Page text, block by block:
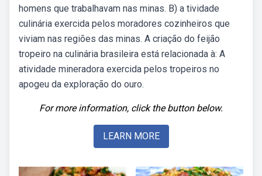
homens que trabalhavam nas minas. B) a tividade
culinária exercida pelos moradores cozinheiros que
viviam nas regiões das minas. A criação do feijão
tropeiro na culinária brasileira está relacionada à: A
atividade mineradora exercida pelos tropeiros no
apogeu da exploração do ouro.
For more information, click the button below.
LEARN MORE